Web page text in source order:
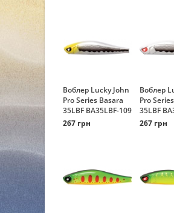
Воблер Lucky John
Pro Series Basara
35LBF BA35LBF-109
267 грн
Воблер
Pro
35LBF
267 грн